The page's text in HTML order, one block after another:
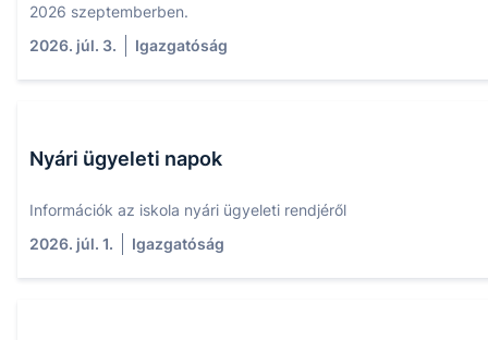
2026 szeptemberben.
2026. júl. 3.
Igazgatóság
Nyári ügyeleti napok
Információk az iskola nyári ügyeleti rendjéről
2026. júl. 1.
Igazgatóság